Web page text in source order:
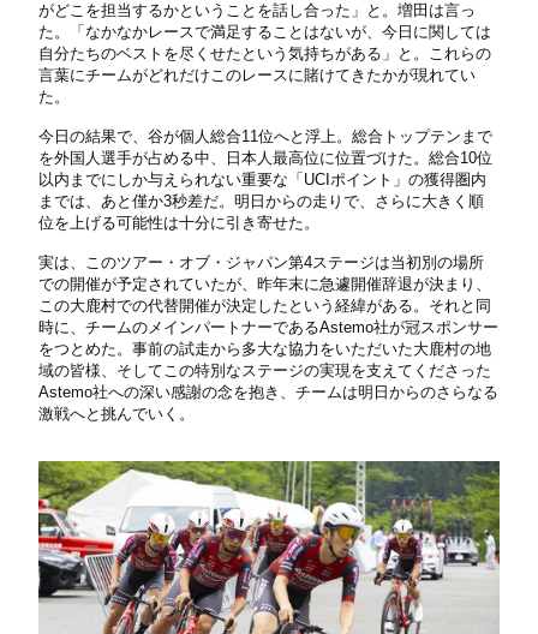
がどこを担当するかということを話し合った」と。増田は言っ
た。「なかなかレースで満足することはないが、今日に関しては
自分たちのベストを尽くせたという気持ちがある」と。これらの
言葉にチームがどれだけこのレースに賭けてきたかが現れてい
た。
今日の結果で、谷が個人総合11位へと浮上。総合トップテンまで
を外国人選手が占める中、日本人最高位に位置づけた。総合10位
以内までにしか与えられない重要な「UCIポイント」の獲得圏内
までは、あと僅か3秒差だ。明日からの走りで、さらに大きく順
位を上げる可能性は十分に引き寄せた。
実は、このツアー・オブ・ジャパン第4ステージは当初別の場所
での開催が予定されていたが、昨年末に急遽開催辞退が決まり、
この大鹿村での代替開催が決定したという経緯がある。それと同
時に、チームのメインパートナーであるAstemo社が冠スポンサー
をつとめた。事前の試走から多大な協力をいただいた大鹿村の地
域の皆様、そしてこの特別なステージの実現を支えてくださった
Astemo社への深い感謝の念を抱き、チームは明日からのさらなる
激戦へと挑んでいく。